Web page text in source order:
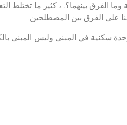
وما الفرق بينهما؟. ، كثير ما
هنا على الفرق بين المصطلحين.
سكنية في المبنى وليس المبنى